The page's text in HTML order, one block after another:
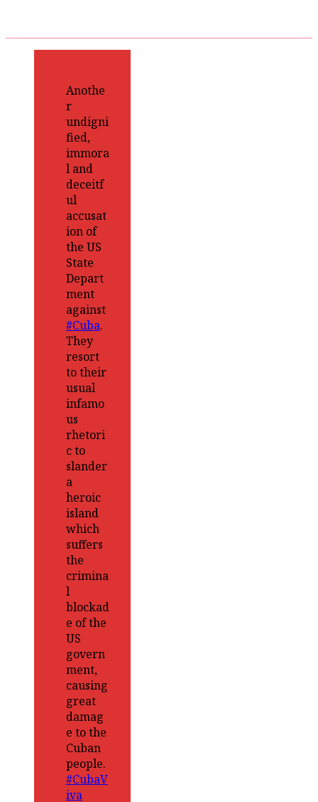
Anothe
r
undigni
fied,
immora
l and
deceitf
ul
accusat
ion of
the US
State
Depart
ment
against
#Cuba.
They
resort
to their
usual
infamo
us
rhetori
c to
slander
a
heroic
island
which
suffers
the
crimina
l
blockad
e of the
US
govern
ment,
causing
great
damag
e to the
Cuban
people.
#CubaV
iva